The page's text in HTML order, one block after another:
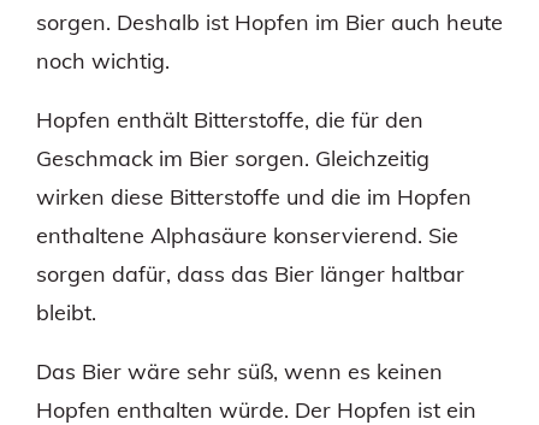
sorgen. Deshalb ist Hopfen im Bier auch heute
noch wichtig.
Hopfen enthält Bitterstoffe, die für den
Geschmack im Bier sorgen. Gleichzeitig
wirken diese Bitterstoffe und die im Hopfen
enthaltene Alphasäure konservierend. Sie
sorgen dafür, dass das Bier länger haltbar
bleibt.
Das Bier wäre sehr süß, wenn es keinen
Hopfen enthalten würde. Der Hopfen ist ein